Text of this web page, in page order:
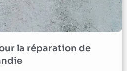
la réparation de